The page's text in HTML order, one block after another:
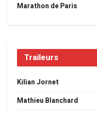
Marathon de Paris
Traileurs
Kilian Jornet
Mathieu Blanchard